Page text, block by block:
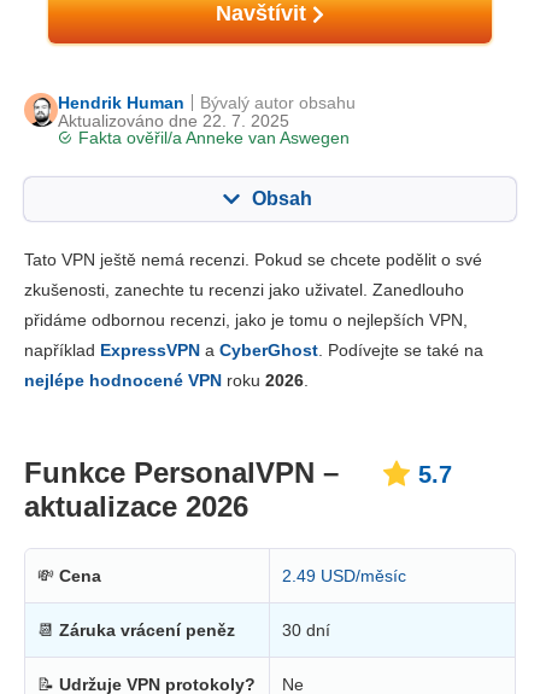
Navštívit
Hendrik Human
Aktualizováno dne 22. 7. 2025
Fakta ověřil/aAnneke van Aswegen
Bývalý autor obsahu
Obsah
Klíčové vlastnosti 5.7
Instalace a aplikace 4.0
Tato VPN ještě nemá recenzi. Pokud se chcete podělit o své
zkušenosti, zanechte tu recenzi jako uživatel. Zanedlouho
přidáme odbornou recenzi, jako je tomu o nejlepších VPN,
například ExpressVPN a CyberGhost. Podívejte se také na
nejlépe hodnocené VPN roku 2026.
Funkce PersonalVPN –
aktualizace 2026
5.7
💸 Cena 2.49 USD/měsíc
📆 Záruka vrácení peněz 30 dní
📝 Udržuje VPN protokoly? Ne